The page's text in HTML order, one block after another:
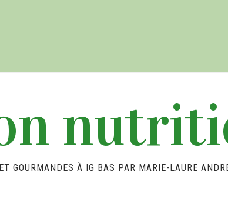
GOURMANDES À IG BAS PAR MARIE-LAURE